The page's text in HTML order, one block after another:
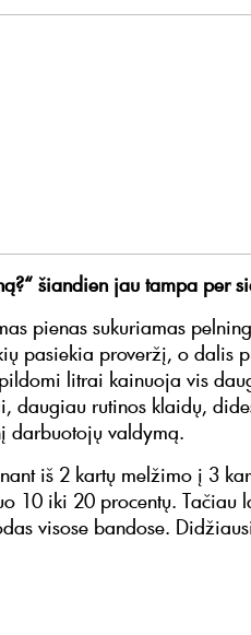
šiandien jau tampa per
pienas sukuriamas
pasiekia proveržį, o dalis
litrai kainuoja vis
daugiau rutinos klaidų,
darbuotojų valdymą.
iš 2 kartų melžimo į 3
10 iki 20 procentų. Tačiau
visose bandose.